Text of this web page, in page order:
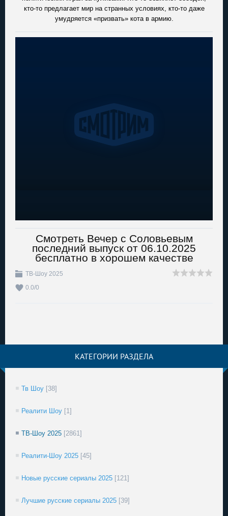
кто-то предлагает мир на странных условиях, кто-то даже
умудряется «призвать» кота в армию.
Смотреть Вечер с Соловьевым
последний выпуск от 06.10.2025
бесплатно в хорошем качестве
ТВ-Шоу 2025
0.0/0
КАТЕГОРИИ РАЗДЕЛА
Тв Шоу [38]
Реалити Шоу [1]
ТВ-Шоу 2025 [2861]
Реалити-Шоу 2025 [45]
Новые русские сериалы 2025 [121]
Лучшие русские сериалы 2025 [39]